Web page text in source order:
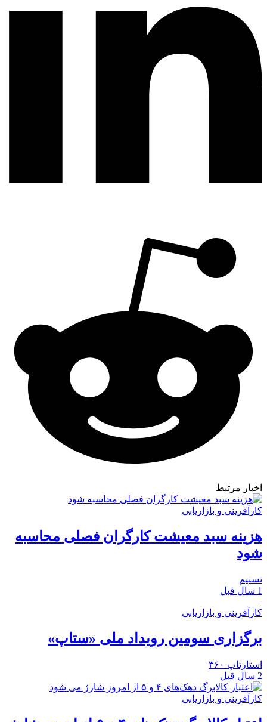
اخبار مرتبط
کارآفرینی و بازاریابی
هزینه سبد معیشت کارگران فصلی محاسبه
شود
تسنیم
1 سال قبل
کارآفرینی و بازاریابی
برگزاری سومین رویداد ملی «ستاپ»
استارتاپ ۳۶۰
2 سال قبل
کارآفرینی و بازاریابی